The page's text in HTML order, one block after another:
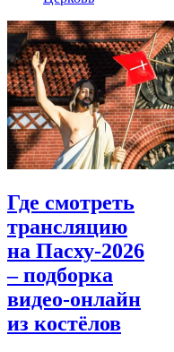
Где смотреть
трансляцию
на Пасху-2026
– подборка
видео-онлайн
из костёлов